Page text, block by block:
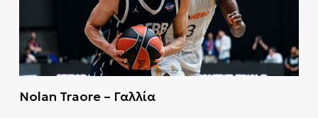
Nolan Traore – Γαλλία